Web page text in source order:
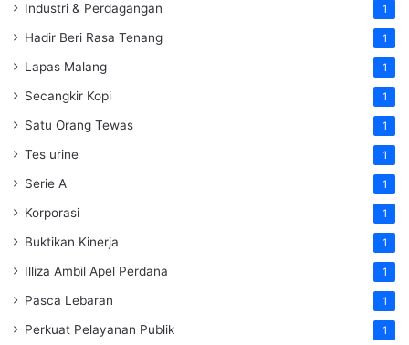
Industri & Perdagangan 1
Hadir Beri Rasa Tenang 1
Lapas Malang 1
Secangkir Kopi 1
Satu Orang Tewas 1
Tes urine 1
Serie A 1
Korporasi 1
Buktikan Kinerja 1
Illiza Ambil Apel Perdana 1
Pasca Lebaran 1
Perkuat Pelayanan Publik 1